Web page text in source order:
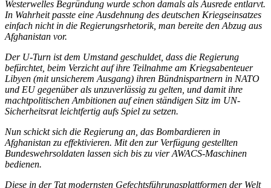
Westerwelles Begründung wurde schon damals als Ausrede entlarvt.
In Wahrheit passte eine Ausdehnung des deutschen Kriegseinsatzes
einfach nicht in die Regierungsrhetorik, man bereite den Abzug aus
Afghanistan vor.
Der U-Turn ist dem Umstand geschuldet, dass die Regierung
befürchtet, beim Verzicht auf ihre Teilnahme am Kriegsabenteuer
Libyen (mit unsicherem Ausgang) ihren Bündnispartnern in NATO
und EU gegenüber als unzuverlässig zu gelten, und damit ihre
machtpolitischen Ambitionen auf einen ständigen Sitz im UN-
Sicherheitsrat leichtfertig aufs Spiel zu setzen.
Nun schickt sich die Regierung an, das Bombardieren in
Afghanistan zu effektivieren. Mit den zur Verfügung gestellten
Bundeswehrsoldaten lassen sich bis zu vier AWACS-Maschinen
bedienen.
Diese in der Tat modernsten Gefechtsführungsplattformen der Welt